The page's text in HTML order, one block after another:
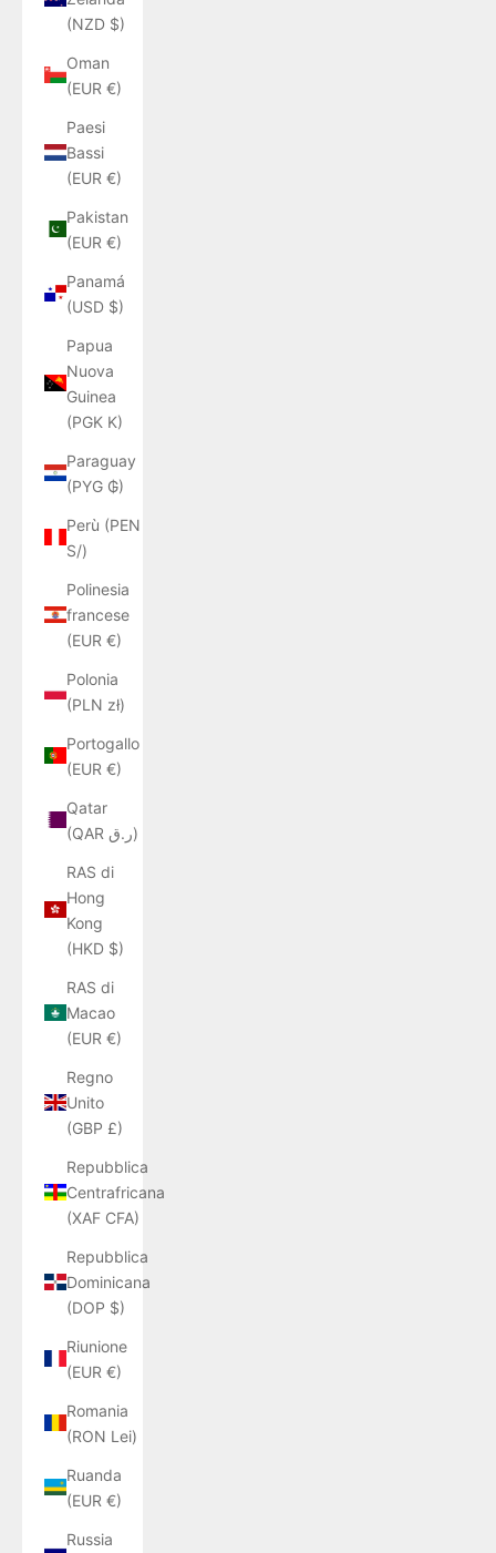
(NZD $)
Oman
(EUR €)
Paesi
Bassi
(EUR €)
Pakistan
(EUR €)
Panamá
(USD $)
Papua
Nuova
Guinea
(PGK K)
Paraguay
(PYG ₲)
Perù (PEN
S/)
Polinesia
francese
(EUR €)
Polonia
(PLN zł)
Portogallo
(EUR €)
Qatar
(QAR ر.ق)
RAS di
Hong
Kong
(HKD $)
RAS di
Macao
(EUR €)
Regno
Unito
(GBP £)
Repubblica
Centrafricana
(XAF CFA)
Repubblica
Dominicana
(DOP $)
Riunione
(EUR €)
Romania
(RON Lei)
Ruanda
(EUR €)
Russia